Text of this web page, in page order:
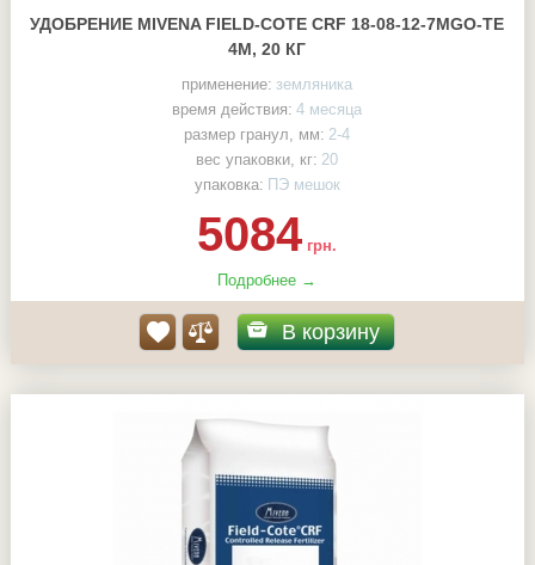
УДОБРЕНИЕ MIVENA FIELD-COTE CRF 18-08-12-7MGO-TE
4М, 20 КГ
применение: земляника
время действия: 4 месяца
размер гранул, мм: 2-4
вес упаковки, кг: 20
упаковка: ПЭ мешок
5084 грн.
Подробнее →
В корзину